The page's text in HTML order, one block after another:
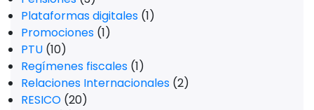
Plataformas digitales (1)
Promociones (1)
PTU (10)
Regímenes fiscales (1)
Relaciones Internacionales (2)
RESICO (20)